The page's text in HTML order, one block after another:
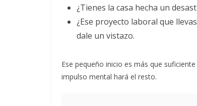
¿Tienes la casa hecha un
¿Ese proyecto laboral que
dale un vistazo.
Ese pequeño inicio es más que
impulso mental hará el resto.